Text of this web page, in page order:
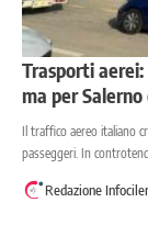
Trasporti
ma per
Il traffico aereo italiano
passeggeri. In
Redazione